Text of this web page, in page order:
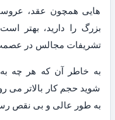
هایی همچون عقد،
بزرگ را دارید، بهتر
تشریفات مجالس در
به خاطر آن که هر چه
شوید حجم کار بالاتر می
به طور عالی و بی نقص